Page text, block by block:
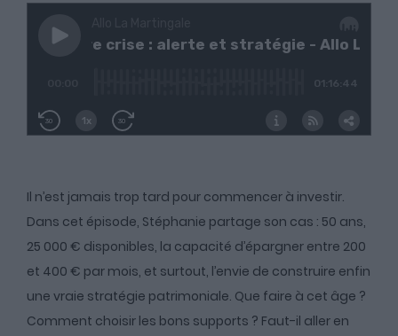
Il n’est jamais trop tard pour commencer à investir.
Dans cet épisode, Stéphanie partage son cas : 50 ans,
25 000 € disponibles, la capacité d’épargner entre 200
et 400 € par mois, et surtout, l’envie de construire enfin
une vraie stratégie patrimoniale. Que faire à cet âge ?
Comment choisir les bons supports ? Faut-il aller en